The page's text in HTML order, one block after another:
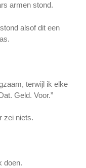
armen stond.
alsof dit een
terwijl ik elke
Geld. Voor.”
zei niets.
doen.